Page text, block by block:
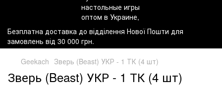
Безплатна доставка до відділення Нової Пошти для
замовлень від 30 000 грн.
Geekach Зверь (Beast) УКР - 1 ТК (4 шт)
Зверь (Beast) УКР - 1 ТК (4 шт)